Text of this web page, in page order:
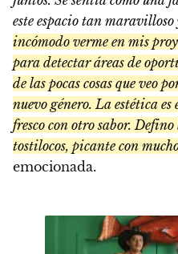
este espacio tan maravilloso
incómodo verme en mis
para detectar áreas de
de las pocas cosas que veo
nuevo género. La estética
fresco con otro sabor.
tostilocos, picante con
emocionada.